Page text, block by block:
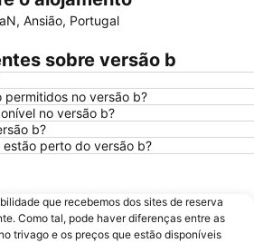
Praia do Cabedelo
Capela das Apariçoes
Fluvial da Aldeia do Mato
Bode
Fluvial do Penedo Furado
Osso da Baleia
Estação Rodoviária de Fátima
Museu da Fábrica de Cimento Maceira-Lis
Ansião, Portugal
sobre versão b
permitidos no versão b?
no versão b?
b?
perto do versão b?
que recebemos dos sites de reserva
Como tal, pode haver diferenças entre as
trivago e os preços que estão disponíveis